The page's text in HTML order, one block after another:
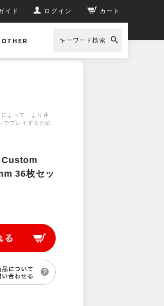
イド ログイン カート
OTHER キーワード検索
よって、より速
でプレイするため
36枚セッ